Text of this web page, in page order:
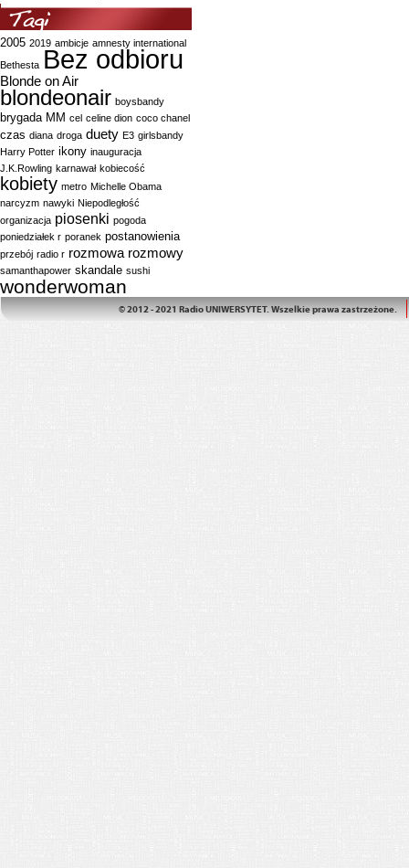
Tagi
2005 2019 ambicje amnesty international
Bethesta Bez odbioru
Blonde on Air
blondeonair boysbandy
brygada MM cel celine dion coco chanel
czas diana droga duety E3 girlsbandy
Harry Potter ikony inauguracja
J.K.Rowling karnawał kobiecość
kobiety metro Michelle Obama
narcyzm nawyki Niepodległość
organizacja piosenki pogoda
poniedziałek r poranek postanowienia
przebój radio r rozmowa rozmowy
samanthapower skandale sushi
wonderwoman
© 2012 - 2021 Radio UNIWERSYTET. Wszelkie prawa zastrzeżone.